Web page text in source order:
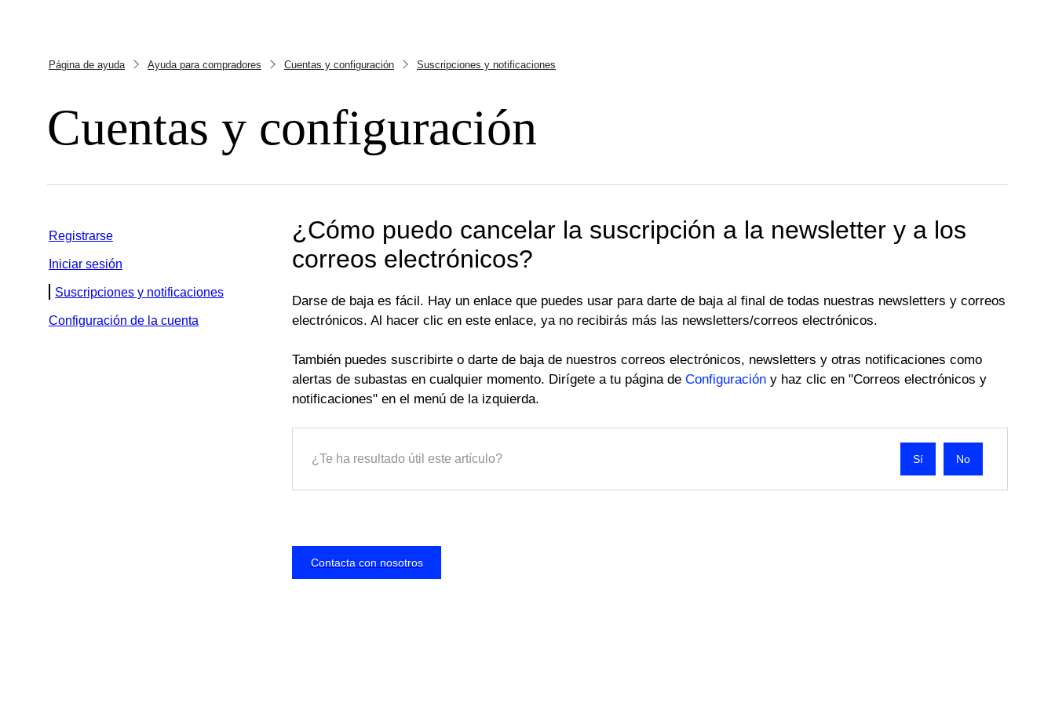
Página de ayuda Ayuda para compradores Cuentas y configuración Suscripciones y notificaciones
Cuentas y configuración
Registrarse
Iniciar sesión
Suscripciones y notificaciones
Configuración de la cuenta
¿Cómo puedo cancelar la suscripción a la newsletter y a los
correos electrónicos?
Darse de baja es fácil. Hay un enlace que puedes usar para darte de baja al final de todas nuestras newsletters y correos
electrónicos. Al hacer clic en este enlace, ya no recibirás más las newsletters/correos electrónicos.
También puedes suscribirte o darte de baja de nuestros correos electrónicos, newsletters y otras notificaciones como
alertas de subastas en cualquier momento. Dirígete a tu página de Configuración y haz clic en "Correos electrónicos y
notificaciones" en el menú de la izquierda.
¿Te ha resultado útil este artículo? No
Contacta con nosotros